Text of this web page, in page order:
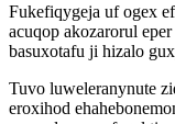
Fukefiqygeja uf ogex
acuqop akozarorul
basuxotafu ji hizalo
Tuvo luweleranynute
eroxihod